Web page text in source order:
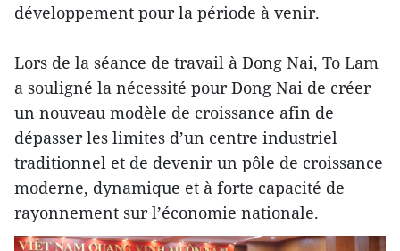
développement pour la période à venir.
Lors de la séance de travail à Dong Nai, To Lam
a souligné la nécessité pour Dong Nai de créer
un nouveau modèle de croissance afin de
dépasser les limites d’un centre industriel
traditionnel et de devenir un pôle de croissance
moderne, dynamique et à forte capacité de
rayonnement sur l’économie nationale.